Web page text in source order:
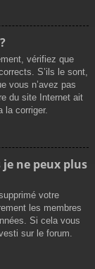
vérifiez que
S’ils le sont,
vous n’avez pas
du site Internet ait
la corriger.
je ne peux plus
votre
les membres
Si cela vous
sur le forum.